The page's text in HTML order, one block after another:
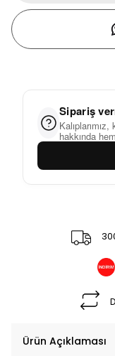
Sipariş
hakkında
Ürün Açıklaması